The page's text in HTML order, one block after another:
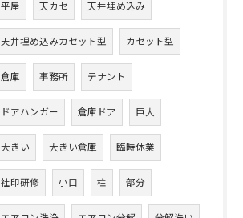
平屋 天カセ 天井埋め込み
天井埋め込みカセット型 カセット型
倉庫 事務所 テナント
ドアハンガー 倉庫ドア 巨大
大きい 大きい倉庫 臨時休業
社印研修 小口 柱 部分